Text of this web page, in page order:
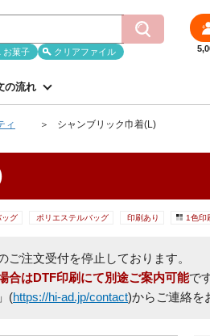
お菓子 クリアファイル
の流れ
ィ シャンブリック巾着(L)
ッグ ポリエステルバッグ 印刷あり 1色印
注文受付を停止しております。
合はDTF印刷にて別途ご案内可能で
(https://hi-ad.jp/contact)からご連絡を